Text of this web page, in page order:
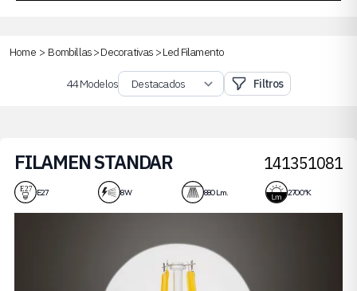
Home > Bombillas>Decorativas >Led Filamento
44 Modelos Filtros
FILAMEN STANDAR
8W
141351081
E27 8 W 880 Lm. 2700 ºK